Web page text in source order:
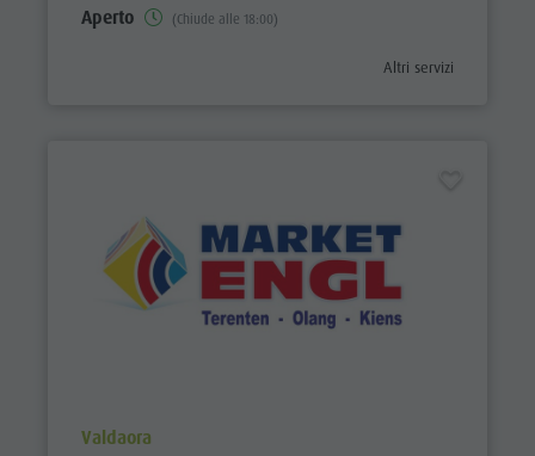
Aperto (Chiude alle 18:00)
aria.poi_category_prefix
Altri servizi
aria.poi_location_prefix
Valdaora